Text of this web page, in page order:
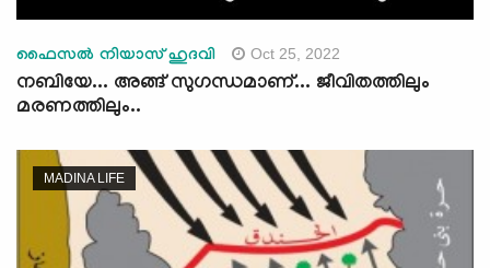
ഫൈസല്‍ നിയാസ് ഹുദവി Oct 25, 2022
നബിയേ... അങ്ങ് സുഗന്ധമാണ്... ജീവിതത്തിലും
മരണത്തിലും..
MADINA LIFE